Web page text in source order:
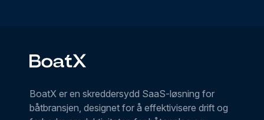
BoatX er en skreddersydd SaaS-løsning for
båtbransjen, designet for å effektivisere drift og